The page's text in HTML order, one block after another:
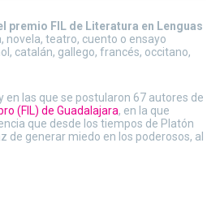
premio FIL de Literatura en Lenguas
novela, teatro, cuento o ensayo
catalán, gallego, francés, occitano,
en las que se postularon 67 autores de
(FIL) de Guadalajara, en la que
que desde los tiempos de Platón
de generar miedo en los poderosos, al